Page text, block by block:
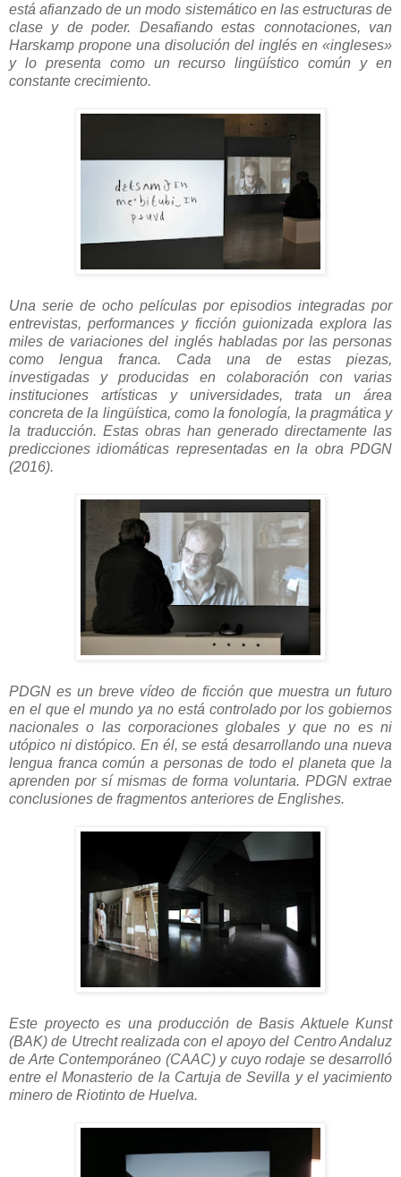
está afianzado de un modo sistemático en las estructuras de
clase y de poder. Desafiando estas connotaciones, van
Harskamp propone una disolución del inglés en «ingleses»
y lo presenta como un recurso lingüístico común y en
constante crecimiento.
Una serie de ocho películas por episodios integradas por
entrevistas, performances y ficción guionizada explora las
miles de variaciones del inglés habladas por las personas
como lengua franca. Cada una de estas piezas,
investigadas y producidas en colaboración con varias
instituciones artísticas y universidades, trata un área
concreta de la lingüística, como la fonología, la pragmática y
la traducción. Estas obras han generado directamente las
predicciones idiomáticas representadas en la obra PDGN
(2016).
PDGN es un breve vídeo de ficción que muestra un futuro
en el que el mundo ya no está controlado por los gobiernos
nacionales o las corporaciones globales y que no es ni
utópico ni distópico. En él, se está desarrollando una nueva
lengua franca común a personas de todo el planeta que la
aprenden por sí mismas de forma voluntaria. PDGN extrae
conclusiones de fragmentos anteriores de Englishes.
Este proyecto es una producción de Basis Aktuele Kunst
(BAK) de Utrecht realizada con el apoyo del Centro Andaluz
de Arte Contemporáneo (CAAC) y cuyo rodaje se desarrolló
entre el Monasterio de la Cartuja de Sevilla y el yacimiento
minero de Riotinto de Huelva.